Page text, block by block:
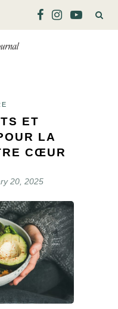
ET
LA
CŒUR
20, 2025